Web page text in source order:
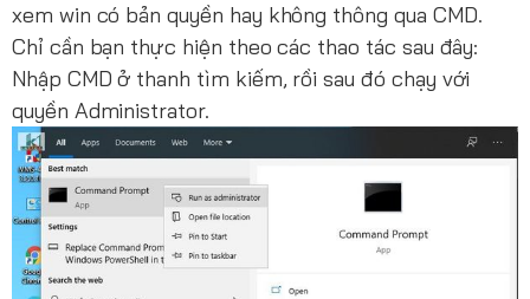
xem win có bản quyền hay không thông qua CMD.
Chỉ cần bạn thực hiện theo các thao tác sau đây:
Nhập CMD ở thanh tìm kiếm, rồi sau đó chạy với
quyền Administrator.